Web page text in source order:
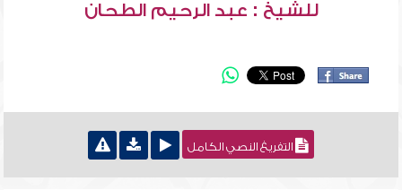
للشيخ : عبد الرحيم الطحان
التفريغ النصي الكامل